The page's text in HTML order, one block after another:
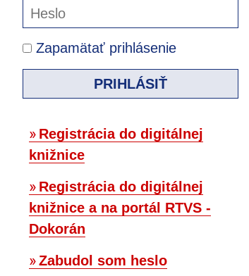
Zapamätať prihlásenie
PRIHLÁSIŤ
Registrácia do digitálnej
knižnice
Registrácia do digitálnej
knižnice a na portál RTVS -
Dokorán
Zabudol som heslo